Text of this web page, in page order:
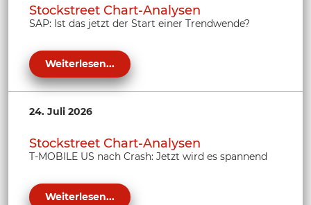
Stockstreet Chart-Analysen
SAP: Ist das jetzt der Start einer Trendwende?
Weiterlesen...
24. Juli 2026
Stockstreet Chart-Analysen
T-MOBILE US nach Crash: Jetzt wird es spannend
Weiterlesen...